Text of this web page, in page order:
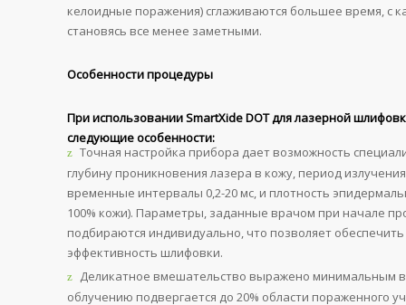
келоидные поражения) сглаживаются большее время, с
становясь все менее заметными.
Особенности процедуры
При использовании SmartXide DOT для лазерной
следующие особенности:
Точная настройка прибора дает возможность
глубину проникновения лазера в кожу, период
временные интервалы 0,2-20 мс, и плотность
100% кожи). Параметры, заданные врачом при начале
подбираются индивидуально, что позволяет
эффективность шлифовки.
Деликатное вмешательство выражено минимальным
облучению подвергается до 20% области пораженного